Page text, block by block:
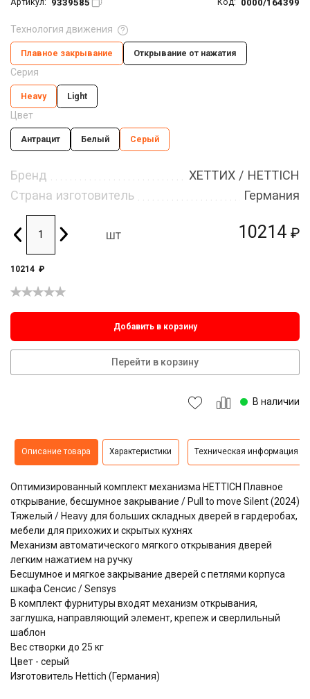
Артикул: 9339585 Код: 0000/164399
10214 ₽
Технология движения
Плавное закрывание Открывание от нажатия
Серия
Heavy Light
Цвет
Антрацит Белый Серый
Бренд
ХЕТТИХ / HETTICH
Страна изготовитель
Германия
шт
10214 ₽
Добавить в корзину
Перейти в корзину
В наличии
Описание товара Характеристики Техническая информация
Оптимизированный комплект механизма HETTICH Плавное
открывание, бесшумное закрывание / Pull to move Silent (2024)
Тяжелый / Heavy для больших складных дверей в гардеробах,
мебели для прихожих и скрытых кухнях
Механизм автоматического мягкого открывания дверей
легким нажатием на ручку
Бесшумное и мягкое закрывание дверей с петлями корпуса
шкафа Сенсис / Sensys
В комплект фурнитуры входят механизм открывания,
заглушка, направляющий элемент, крепеж и сверлильный
шаблон
Вес створки до 25 кг
Цвет - серый
Изготовитель Hettich (Германия)